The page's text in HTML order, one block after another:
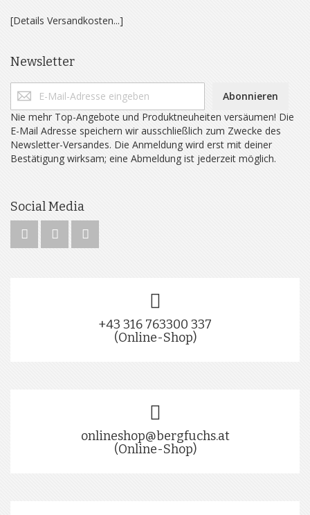
[Details Versandkosten...]
Newsletter
Abonnieren
Nie mehr Top-Angebote und Produktneuheiten versäumen! Die
E-Mail Adresse speichern wir ausschließlich zum Zwecke des
Newsletter-Versandes. Die Anmeldung wird erst mit deiner
Bestätigung wirksam; eine Abmeldung ist jederzeit möglich.
Social Media
+43 316 763300 337
(Online-Shop)
onlineshop@bergfuchs.at
(Online-Shop)